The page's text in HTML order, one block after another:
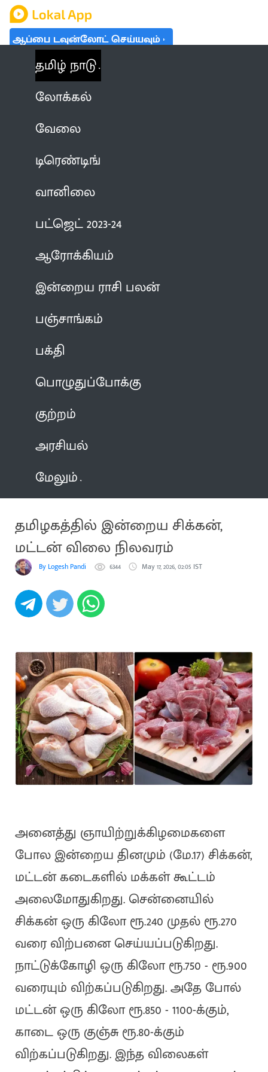
ஆப்பை டவுன்லோட் செய்யவும்
தமிழ் நாடு
லோக்கல்
வேலை
டிரெண்டிங்
வானிலை
பட்ஜெட் 2023-24
ஆரோக்கியம்
இன்றைய ராசி பலன்
பஞ்சாங்கம்
பக்தி
பொழுதுப்போக்கு
குற்றம்
அரசியல்
மேலும்
தமிழகத்தில் இன்றைய சிக்கன்,
மட்டன் விலை நிலவரம்
By Logesh Pandi 6344 May 17, 2026, 02:05 IST
அனைத்து ஞாயிற்றுக்கிழமைகளை
போல இன்றைய தினமும் (மே.17) சிக்கன்,
மட்டன் கடைகளில் மக்கள் கூட்டம்
அலைமோதுகிறது. சென்னையில்
சிக்கன் ஒரு கிலோ ரூ.240 முதல் ரூ.270
வரை விற்பனை செய்யப்படுகிறது.
நாட்டுக்கோழி ஒரு கிலோ ரூ.750 - ரூ.900
வரையும் விற்கப்படுகிறது. அதே போல்
மட்டன் ஒரு கிலோ ரூ.850 - 1100-க்கும்,
காடை ஒரு குஞ்சு ரூ.80-க்கும்
விற்கப்படுகிறது. இந்த விலைகள்